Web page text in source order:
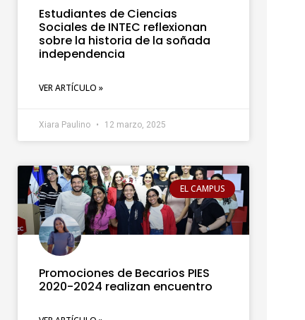
Estudiantes de Ciencias
Sociales de INTEC reflexionan
sobre la historia de la soñada
independencia
VER ARTÍCULO »
Xiara Paulino 12 marzo, 2025
EL CAMPUS
Promociones de Becarios PIES
2020-2024 realizan encuentro